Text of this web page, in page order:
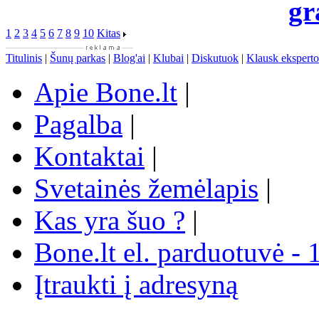
1 2 3 4 5 6 7 8 9 10 Kitas
Titulinis | Šunų parkas | Blog'ai | Klubai | Diskutuok | Klausk eksperto
Apie Bone.lt |
Pagalba |
Kontaktai |
Svetainės žemėlapis |
Kas yra šuo ? |
Bone.lt el. parduotuvė -
Įtraukti į adresyną